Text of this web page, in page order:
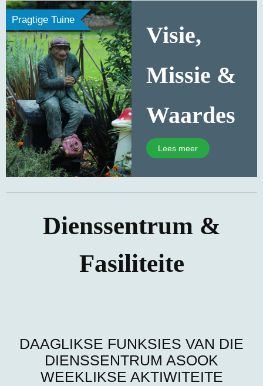
Pragtige Tuine
Visie,
Missie &
Waardes
Lees meer
Dienssentrum &
Fasiliteite
DAAGLIKSE FUNKSIES VAN DIE
DIENSSENTRUM ASOOK
WEEKLIKSE AKTIWITEITE